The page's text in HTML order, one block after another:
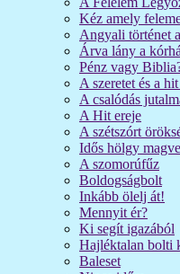
Kéz amely
Angyali történet
Árva lány a
Pénz vagy
A szeretet és a
A csalódás
A Hit ereje
A szétszórt
Idős hölgy
A szomorúfűz
Boldogságbolt
Inkább ölelj át!
Mennyit ér?
Ki segít igazából
Hajléktalan bolti
Baleset